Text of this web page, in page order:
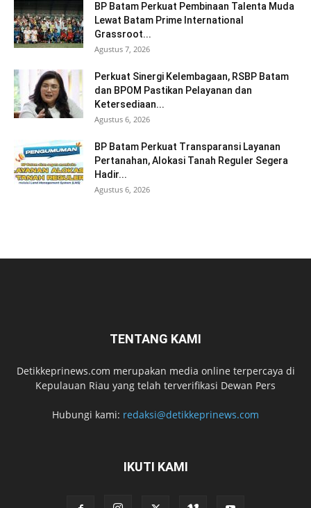
BP Batam Perkuat Pembinaan Talenta Muda
Lewat Batam Prime International
Grassroot...
Agustus 7, 2026
Perkuat Sinergi Kelembagaan, RSBP Batam
dan BPOM Pastikan Pelayanan dan
Ketersediaan...
Agustus 6, 2026
BP Batam Perkuat Transparansi Layanan
Pertanahan, Alokasi Tanah Reguler Segera
Hadir...
Agustus 6, 2026
TENTANG KAMI
Detikkeprinews.com merupakan media online terpercaya di
Kepulauan Riau yang telah terverifikasi Dewan Pers
Hubungi kami: redaksi@detikkeprinews.com
IKUTI KAMI